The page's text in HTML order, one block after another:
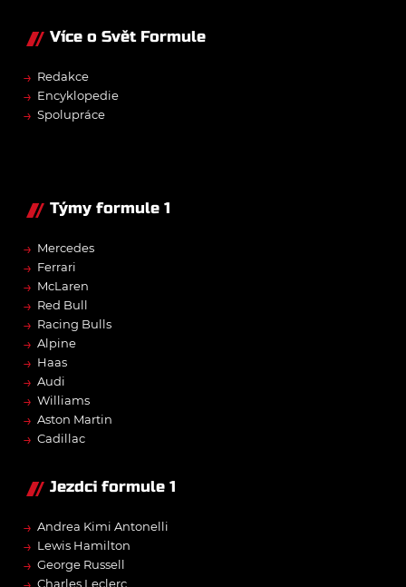
Více o Svět Formule
→ Redakce
→ Encyklopedie
→ Spolupráce
Týmy formule 1
→ Mercedes
→ Ferrari
→ McLaren
→ Red Bull
→ Racing Bulls
→ Alpine
→ Haas
→ Audi
→ Williams
→ Aston Martin
→ Cadillac
Jezdci formule 1
→ Andrea Kimi Antonelli
→ Lewis Hamilton
→ George Russell
Charles Leclerc